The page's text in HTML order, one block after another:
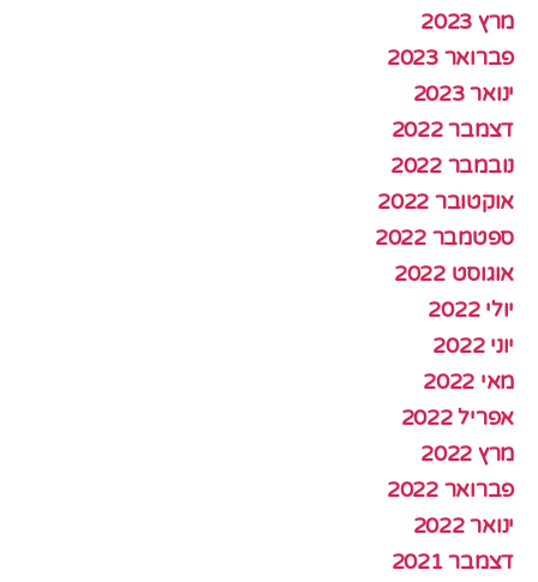
מרץ 2023
פברואר 2023
ינואר 2023
דצמבר 2022
נובמבר 2022
אוקטובר 2022
ספטמבר 2022
אוגוסט 2022
יולי 2022
יוני 2022
מאי 2022
אפריל 2022
מרץ 2022
פברואר 2022
ינואר 2022
דצמבר 2021